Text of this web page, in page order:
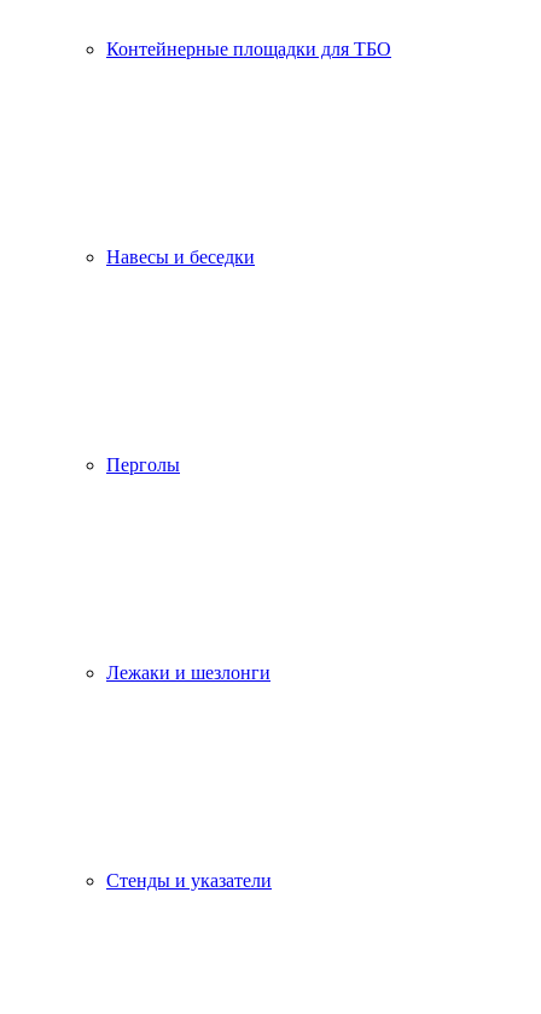
Контейнерные площадки для ТБО
Навесы и беседки
Перголы
Лежаки и шезлонги
Стенды и указатели